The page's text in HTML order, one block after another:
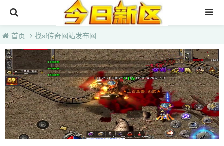
首页
3000ok传奇sf最新发布站
找sf传奇网站发布网
今日新开传奇网站999
haosf123传奇新服网
首页 找sf传奇网站发布网